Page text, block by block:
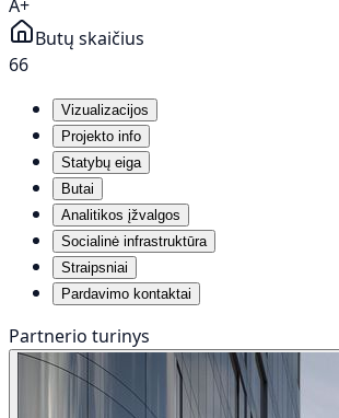
A+
Butų skaičius
66
Vizualizacijos
Projekto info
Statybų eiga
Butai
Analitikos įžvalgos
Socialinė infrastruktūra
Straipsniai
Pardavimo kontaktai
Partnerio turinys